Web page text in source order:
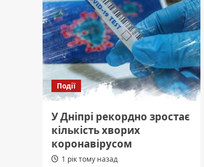
Дніпрі
бойову
частину
ворожого
«Шахеда»
Події
У Дніпрі рекордно зростає
кількість хворих
коронавірусом
1 рік тому назад